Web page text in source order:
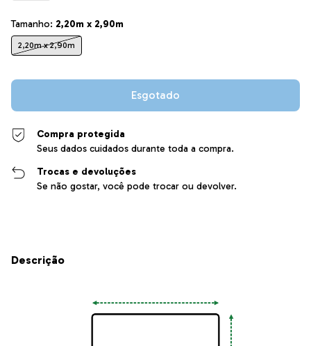
Tamanho: 2,20m x 2,90m
2,20m x 2,90m
Compra protegida
Seus dados cuidados durante toda a compra.
Trocas e devoluções
Se não gostar, você pode trocar ou devolver.
Descrição